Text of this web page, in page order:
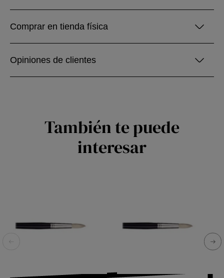
Comprar en tienda física
Opiniones de clientes
También te puede
interesar